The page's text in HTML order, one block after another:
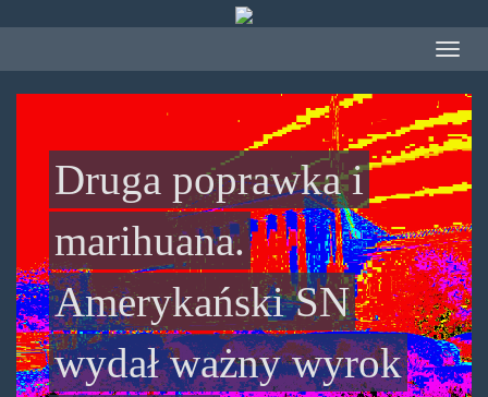
treści
Toggle
Druga poprawka i
marihuana.
Amerykański SN
wydał ważny wyrok